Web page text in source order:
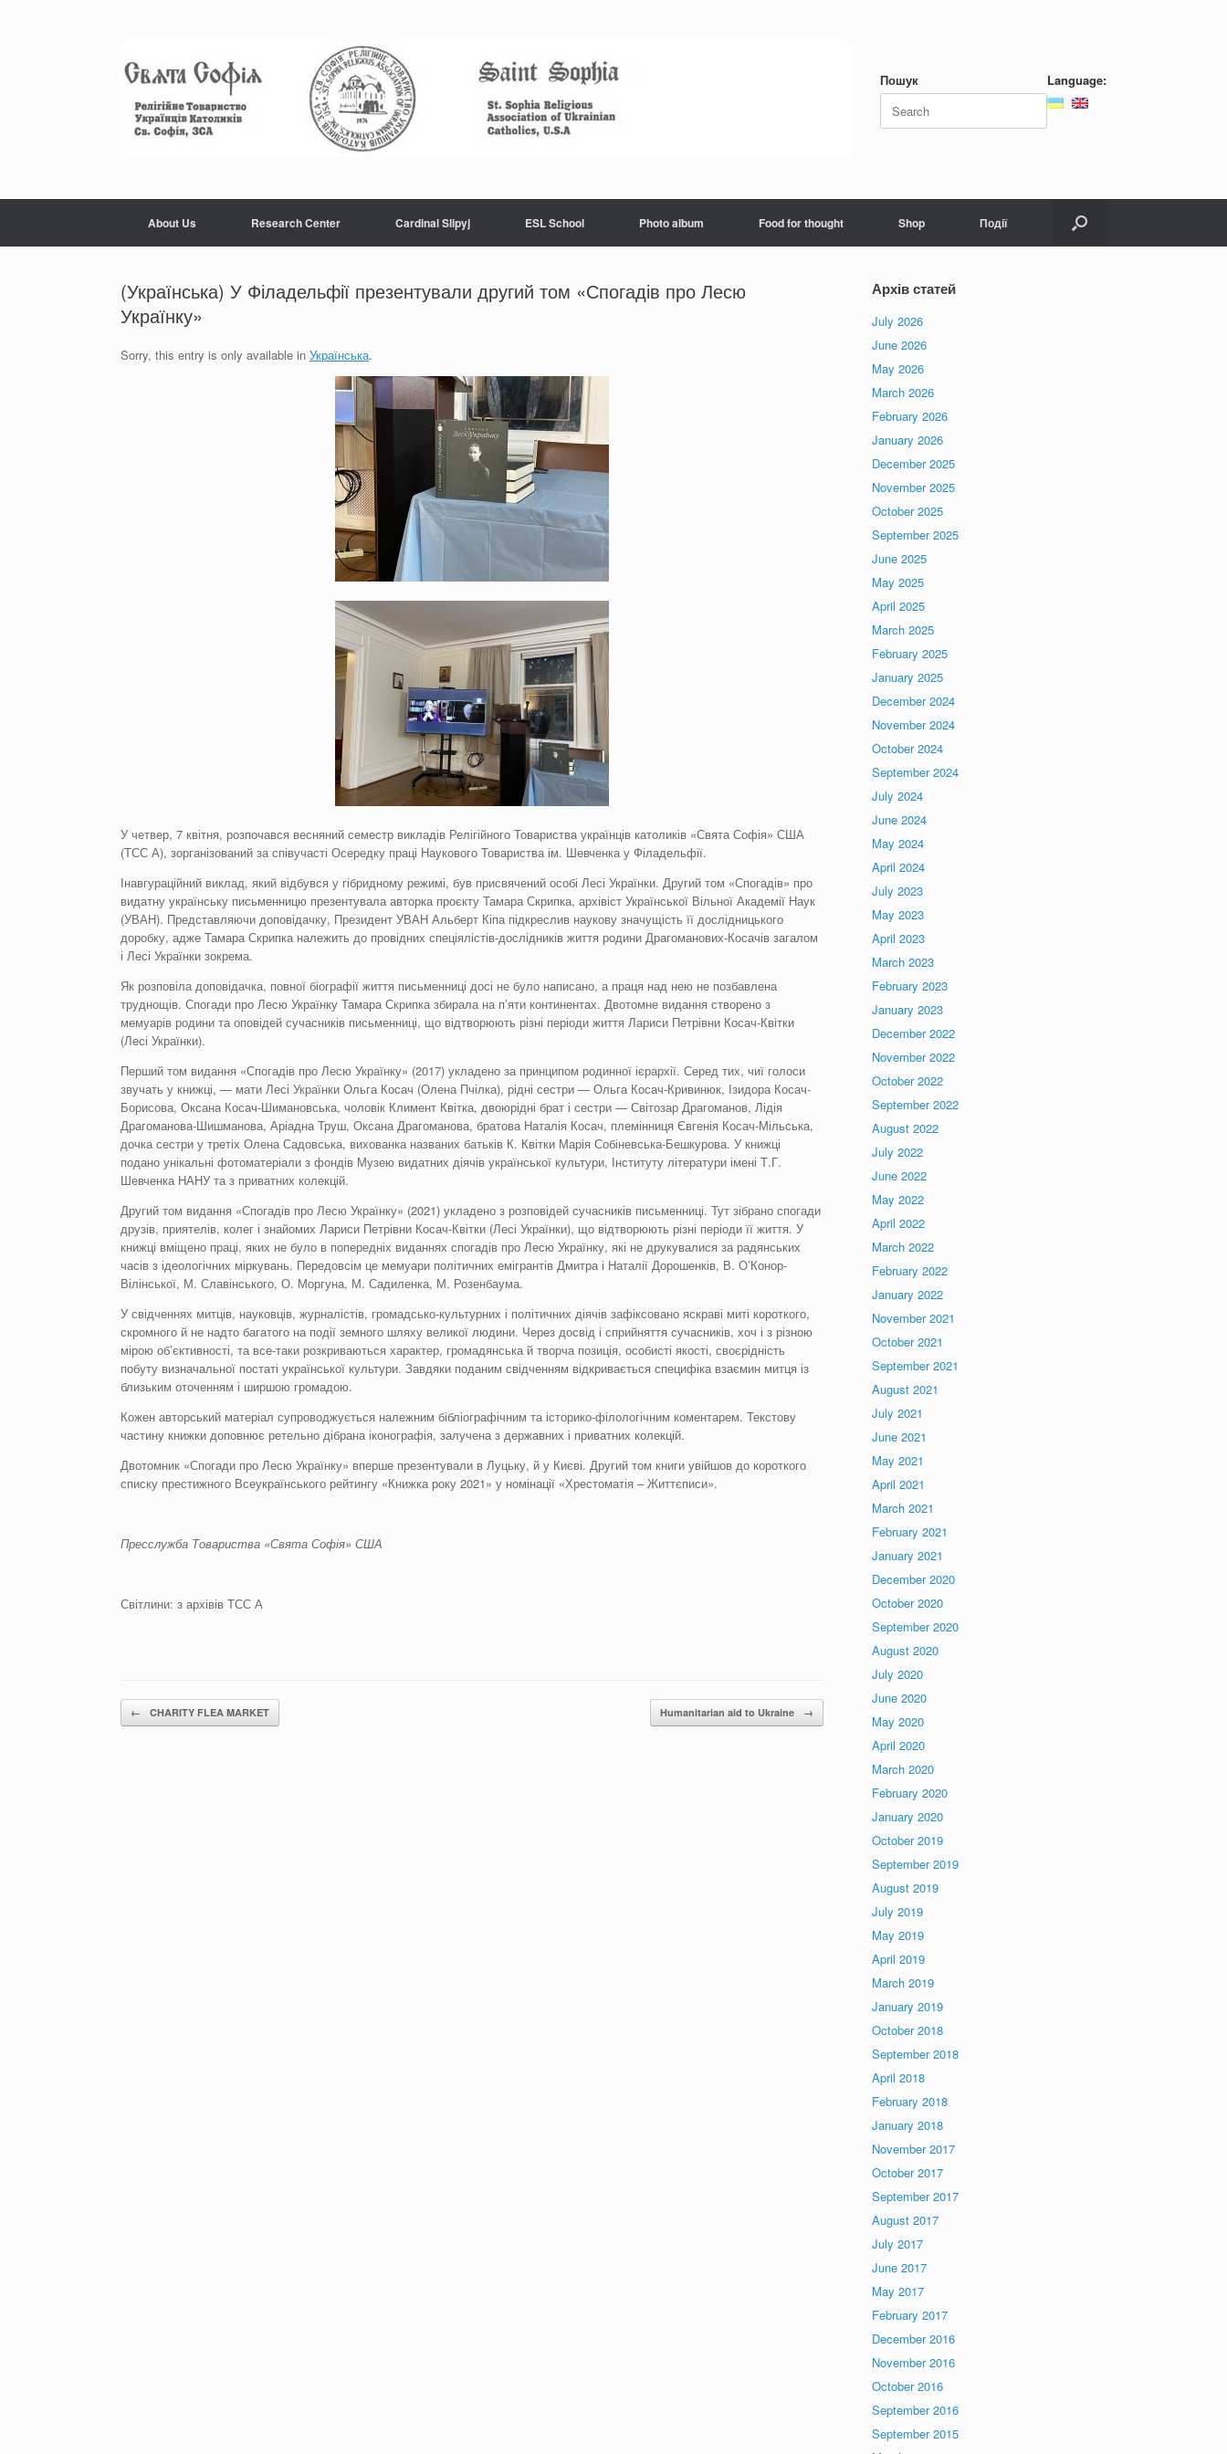
Пошук
Search
for:
Language:
About Us Research Center Cardinal Slipyj ESL School Photo album Food for thought Shop Події
(Українська) У Філадельфії презентували другий том «Спогадів про Лесю
Українку»
Sorry, this entry is only available in Українська.
У четвер, 7 квітня, розпочався весняний семестр викладів Релігійного Товариства українців католиків «Свята Софія» США
(ТСС А), зорганізований за співучасті Осередку праці Наукового Товариства ім. Шевченка у Філадельфії.
Інавгураційний виклад, який відбувся у гібридному режимі, був присвячений особі Лесі Українки. Другий том «Спогадів» про
видатну українську письменницю презентувала авторка проєкту Тамара Скрипка, архівіст Української Вільної Академії Наук
(УВАН). Представляючи доповідачку, Президент УВАН Альберт Кіпа підкреслив наукову значущість її дослідницького
доробку, адже Тамара Скрипка належить до провідних спеціялістів-дослідників життя родини Драгоманових-Косачів загалом
і Лесі Українки зокрема.
Як розповіла доповідачка, повної біографії життя письменниці досі не було написано, а праця над нею не позбавлена
труднощів. Спогади про Лесю Українку Тамара Скрипка збирала на п’яти континентах. Двотомне видання створено з
мемуарів родини та оповідей сучасників письменниці, що відтворюють різні періоди життя Лариси Петрівни Косач-Квітки
(Лесі Українки).
Перший том видання «Спогадів про Лесю Українку» (2017) укладено за принципом родинної ієрархії. Серед тих, чиї голоси
звучать у книжці, — мати Лесі Українки Ольга Косач (Олена Пчілка), рідні сестри — Ольга Косач-Кривинюк, Ізидора Косач-
Борисова, Оксана Косач-Шимановська, чоловік Климент Квітка, двоюрідні брат і сестри — Світозар Драгоманов, Лідія
Драгоманова-Шишманова, Аріадна Труш, Оксана Драгоманова, братова Наталія Косач, племінниця Євгенія Косач-Мільська,
дочка сестри у третіх Олена Садовська, вихованка названих батьків К. Квітки Марія Собіневська-Бешкурова. У книжці
подано унікальні фотоматеріали з фондів Музею видатних діячів української культури, Інституту літератури імені Т.Г.
Шевченка НАНУ та з приватних колекцій.
Другий том видання «Спогадів про Лесю Українку» (2021) укладено з розповідей сучасників письменниці. Тут зібрано спогади
друзів, приятелів, колег і знайомих Лариси Петрівни Косач-Квітки (Лесі Українки), що відтворюють різні періоди її життя. У
книжці вміщено праці, яких не було в попередніх виданнях спогадів про Лесю Українку, які не друкувалися за радянських
часів з ідеологічних міркувань. Передовсім це мемуари політичних емігрантів Дмитра і Наталії Дорошенків, В. О’Конор-
Вілінської, М. Славінського, О. Моргуна, М. Садиленка, М. Розенбаума.
У свідченнях митців, науковців, журналістів, громадсько-культурних і політичних діячів зафіксовано яскраві миті короткого,
скромного й не надто багатого на події земного шляху великої людини. Через досвід і сприйняття сучасників, хоч і з різною
мірою об’єктивності, та все-таки розкриваються характер, громадянська й творча позиція, особисті якості, своєрідність
побуту визначальної постаті української культури. Завдяки поданим свідченням відкривається специфіка взаємин митця із
близьким оточенням і ширшою громадою.
Кожен авторський матеріал супроводжується належним бібліографічним та історико-філологічним коментарем. Текстову
частину книжки доповнює ретельно дібрана іконографія, залучена з державних і приватних колекцій.
Двотомник «Спогади про Лесю Українку» вперше презентували в Луцьку, й у Києві. Другий том книги увійшов до короткого
списку престижного Всеукраїнського рейтингу «Книжка року 2021» у номінації «Хрестоматія – Життєписи».
Пресслужба Товариства «Свята Софія» США
Світлини: з архівів ТСС А
Post navigation
← CHARITY FLEA MARKET Humanitarian aid to Ukraine →
Архів статей
July 2026
June 2026
May 2026
March 2026
February 2026
January 2026
December 2025
November 2025
October 2025
September 2025
June 2025
May 2025
April 2025
March 2025
February 2025
January 2025
December 2024
November 2024
October 2024
September 2024
July 2024
June 2024
May 2024
April 2024
July 2023
May 2023
April 2023
March 2023
February 2023
January 2023
December 2022
November 2022
October 2022
September 2022
August 2022
July 2022
June 2022
May 2022
April 2022
March 2022
February 2022
January 2022
November 2021
October 2021
September 2021
August 2021
July 2021
June 2021
May 2021
April 2021
March 2021
February 2021
January 2021
December 2020
October 2020
September 2020
August 2020
July 2020
June 2020
May 2020
April 2020
March 2020
February 2020
January 2020
October 2019
September 2019
August 2019
July 2019
May 2019
April 2019
March 2019
January 2019
October 2018
September 2018
April 2018
February 2018
January 2018
November 2017
October 2017
September 2017
August 2017
July 2017
June 2017
May 2017
February 2017
December 2016
November 2016
October 2016
September 2016
September 2015